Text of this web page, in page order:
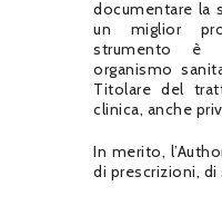
documentare la
un miglior
strumento è
organismo
Titolare del
clinica, anche
In merito,
di prescrizioni,